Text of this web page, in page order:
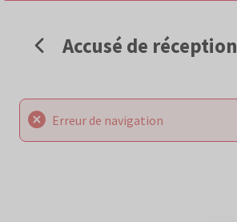
Accusé de réception
Erreur de navigation